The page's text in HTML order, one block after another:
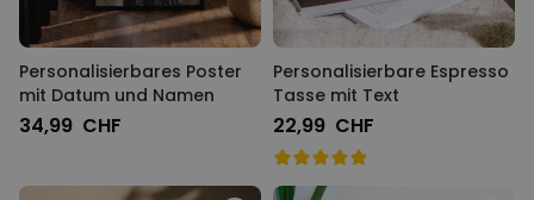
Personalisierbares Poster
mit Datum und Namen
34,99 CHF
Personalisierbare Espresso
Tasse mit Text
22,99 CHF